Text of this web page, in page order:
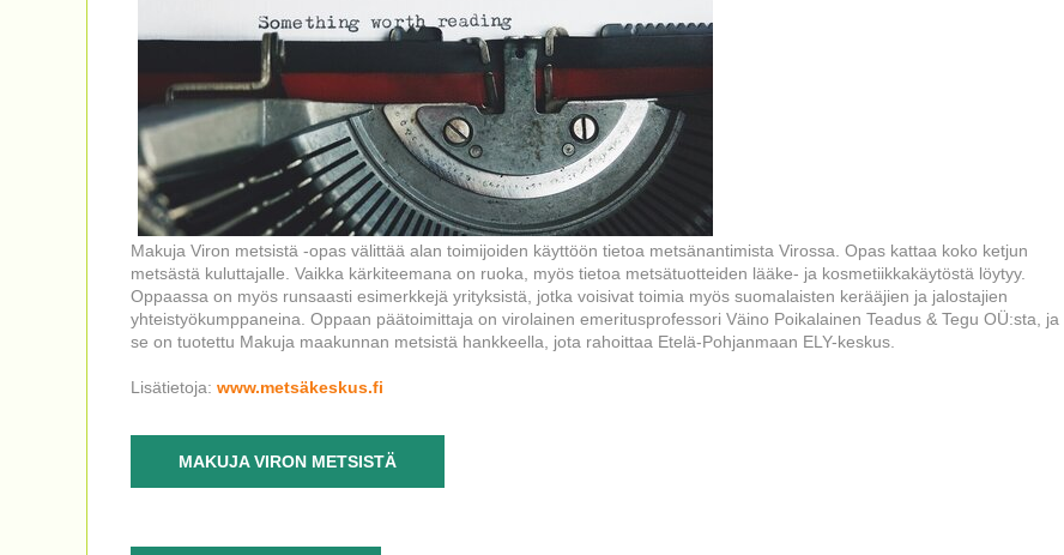
Makuja Viron metsistä -opas välittää alan toimijoiden käyttöön tietoa metsänantimista Virossa. Opas kattaa koko ketjun
metsästä kuluttajalle. Vaikka kärkiteemana on ruoka, myös tietoa metsätuotteiden lääke- ja kosmetiikkakäytöstä löytyy.
Oppaassa on myös runsaasti esimerkkejä yrityksistä, jotka voisivat toimia myös suomalaisten kerääjien ja jalostajien
yhteistyökumppaneina. Oppaan päätoimittaja on virolainen emeritusprofessori Väino Poikalainen Teadus & Tegu OÜ:sta, ja
se on tuotettu Makuja maakunnan metsistä hankkeella, jota rahoittaa Etelä-Pohjanmaan ELY-keskus.
Lisätietoja: www.metsäkeskus.fi
MAKUJA VIRON METSISTÄ